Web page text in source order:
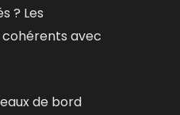
? Les
avec
de bord